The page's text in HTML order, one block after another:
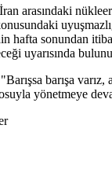
arasındaki
hafta sonundan
uyarısında
barışa
yönetmeye